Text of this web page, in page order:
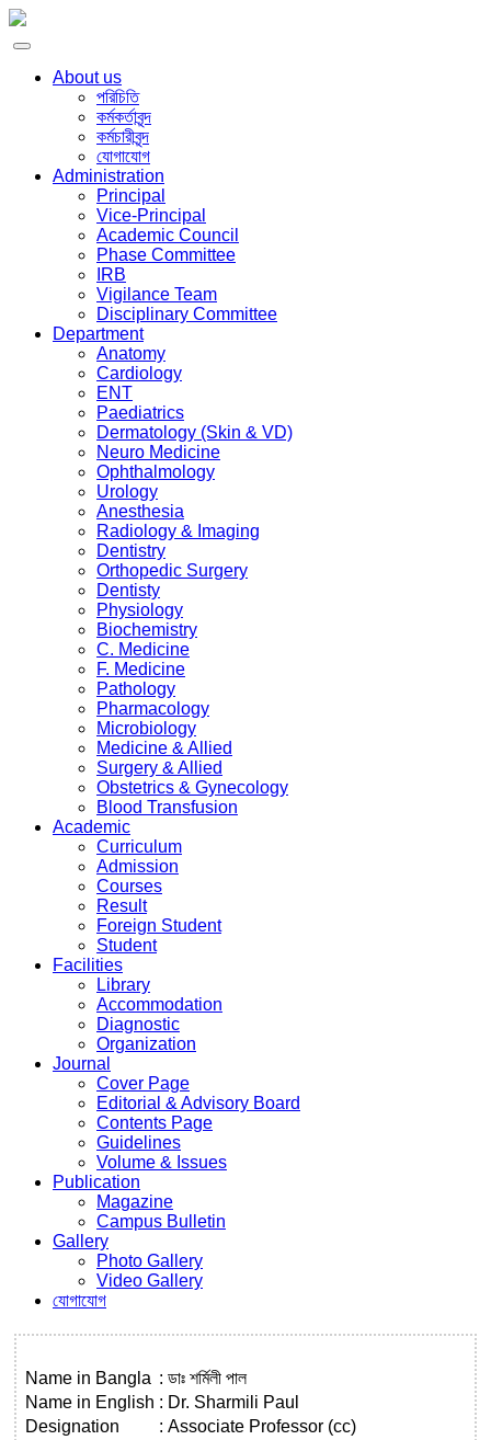
About us
পরিচিতি
কর্মকর্তাবৃন্দ
কর্মচারীবৃন্দ
যোগাযোগ
Administration
Principal
Vice-Principal
Academic Council
Phase Committee
IRB
Vigilance Team
Disciplinary Committee
Department
Anatomy
Cardiology
ENT
Paediatrics
Dermatology (Skin & VD)
Neuro Medicine
Ophthalmology
Urology
Anesthesia
Radiology & Imaging
Dentistry
Orthopedic Surgery
Dentisty
Physiology
Biochemistry
C. Medicine
F. Medicine
Pathology
Pharmacology
Microbiology
Medicine & Allied
Surgery & Allied
Obstetrics & Gynecology
Blood Transfusion
Academic
Curriculum
Admission
Courses
Result
Foreign Student
Student
Facilities
Library
Accommodation
Diagnostic
Organization
Journal
Cover Page
Editorial & Advisory Board
Contents Page
Guidelines
Volume & Issues
Publication
Magazine
Campus Bulletin
Gallery
Photo Gallery
Video Gallery
যোগাযোগ
Name in Bangla : ডাঃ শর্মিলী পাল
Name in English : Dr. Sharmili Paul
Designation
: Associate Professor (cc)